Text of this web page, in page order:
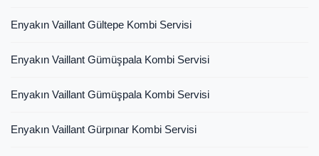
Enyakın Vaillant Gültepe Kombi Servisi
Enyakın Vaillant Gümüşpala Kombi Servisi
Enyakın Vaillant Gümüşpala Kombi Servisi
Enyakın Vaillant Gürpınar Kombi Servisi